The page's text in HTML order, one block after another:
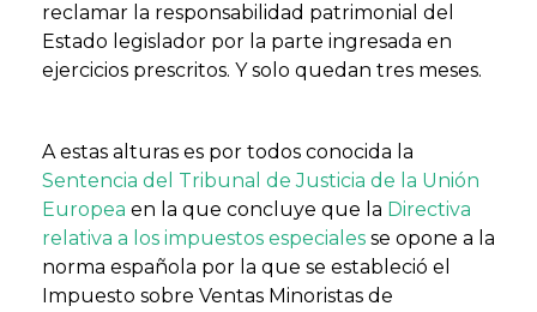
reclamar la responsabilidad patrimonial del
Estado legislador por la parte ingresada en
ejercicios prescritos. Y solo quedan tres meses.
A estas alturas es por todos conocida la
Sentencia del Tribunal de Justicia de la Unión
Europea en la que concluye que la Directiva
relativa a los impuestos especiales se opone a la
norma española por la que se estableció el
Impuesto sobre Ventas Minoristas de